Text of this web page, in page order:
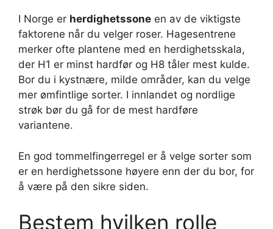
I Norge er herdighetssone en av de viktigste
faktorene når du velger roser. Hagesentrene
merker ofte plantene med en herdighetsskala,
der H1 er minst hardfør og H8 tåler mest kulde.
Bor du i kystnære, milde områder, kan du velge
mer ømfintlige sorter. I innlandet og nordlige
strøk bør du gå for de mest hardføre
variantene.
En god tommelfingerregel er å velge sorter som
er en herdighetssone høyere enn der du bor, for
å være på den sikre siden.
Bestem hvilken rolle